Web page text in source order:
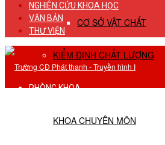
CƠ SỞ VẬT CHẤT
KIỂM ĐỊNH CHẤT LƯỢNG
PHÒNG KHOA
KHOA CHUYÊN MÔN
NGHIÊN CỨU KHOA HỌC
VĂN BẢN
THƯ VIỆN